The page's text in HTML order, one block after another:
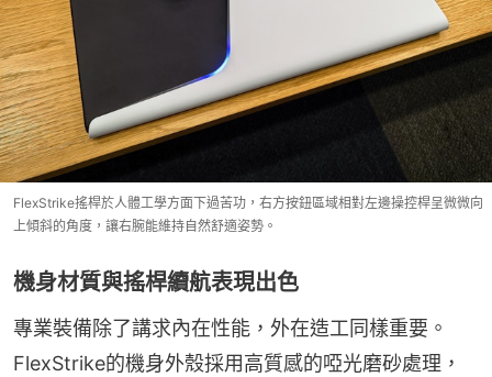
FlexStrike搖桿於人體工學方面下過苦功，右方按鈕區域相對左邊操控桿呈微微向
上傾斜的角度，讓右腕能維持自然舒適姿勢。
機身材質與搖桿續航表現出色
專業裝備除了講求內在性能，外在造工同樣重要。
FlexStrike的機身外殼採用高質感的啞光磨砂處理，